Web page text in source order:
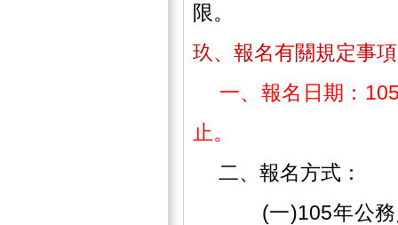
限。
玖、報名有關規定事
一、報名日期：
止。
二、報名方式：
(一)105年公務人